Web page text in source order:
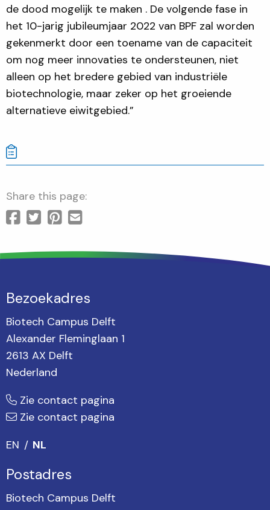
de dood mogelijk te maken . De volgende fase in
het 10-jarig jubileumjaar 2022 van BPF zal worden
gekenmerkt door een toename van de capaciteit
om nog meer innovaties te ondersteunen, niet
alleen op het bredere gebied van industriële
biotechnologie, maar zeker op het groeiende
alternatieve eiwitgebied.”
Share this page:
Bezoekadres
Biotech Campus Delft
Alexander Fleminglaan 1
2613 AX Delft
Nederland
Zie contact pagina
Zie contact pagina
EN
NL
Postadres
Biotech Campus Delft